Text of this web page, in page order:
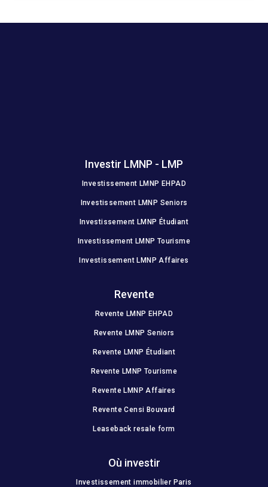
Investir LMNP - LMP
Investissement LMNP EHPAD
Investissement LMNP Seniors
Investissement LMNP Étudiant
Investissement LMNP Tourisme
Investissement LMNP Affaires
Revente
Revente LMNP EHPAD
Revente LMNP Seniors
Revente LMNP Étudiant
Revente LMNP Tourisme
Revente LMNP Affaires
Revente Censi Bouvard
Leaseback resale form
Où investir
Investissement immobilier Paris